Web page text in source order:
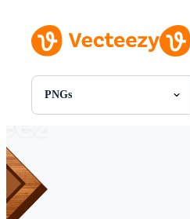
PNGs
Alle Bilder